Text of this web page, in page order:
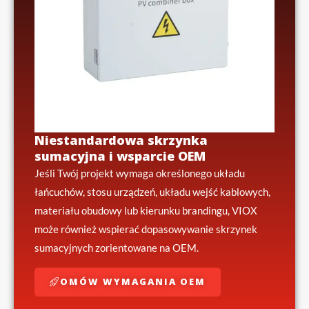
Niestandardowa skrzynka
sumacyjna i wsparcie OEM
Jeśli Twój projekt wymaga określonego układu
łańcuchów, stosu urządzeń, układu wejść kablowych,
materiału obudowy lub kierunku brandingu, VIOX
może również wspierać dopasowywanie skrzynek
sumacyjnych zorientowane na OEM.
OMÓW WYMAGANIA OEM